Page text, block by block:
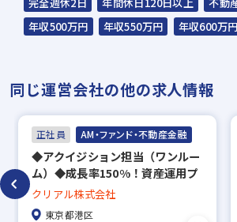
☆入社時期は相談に応じます。
年収500万円
年収550万円 年収600万円
同じ運営会社の他の求人情報
正社員 AM・ファンド・不動産金融
◆アクイジション担当（ワンルー
ム）◆成長率150%！資産運用プ
ラットフォーム企業／週休二日制
（土日祝休み）／転勤なし
クリアル株式会社
東京都港区